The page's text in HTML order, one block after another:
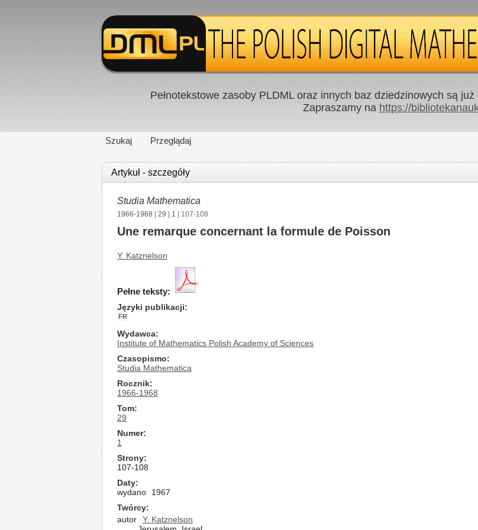
Pełnotekstowe zasoby PLDML oraz innych baz dziedzinowych są
Zapraszamy na https://
Szukaj Przeglądaj
Artykuł - szczegóły
Studia Mathematica
1966-1968 29 1 | 107-108
Une remarque concernant la formule de Poisson
Y. Katznelson
Pełne teksty:
Języki publikacji
FR
Wydawca
Institute of Mathematics Polish Academy of Sciences
Czasopismo
Studia Mathematica
Rocznik
1966-1968
Tom
29
Numer
1
Strony
107-108
Daty
wydano
1967
Twórcy
autor
Y. Katznelson